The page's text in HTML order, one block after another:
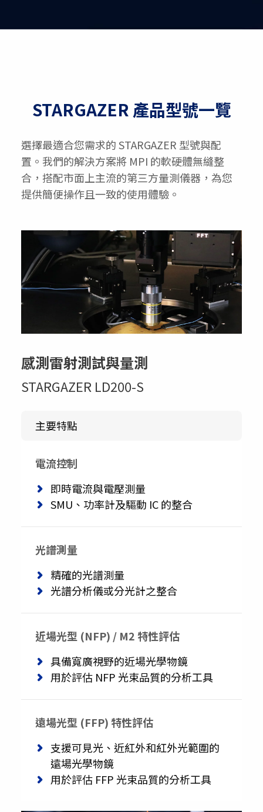
STARGAZER 產品型號一覽
選擇最適合您需求的 STARGAZER 型號與配
置。我們的解決方案將 MPI 的軟硬體無縫整
合，搭配市面上主流的第三方量測儀器，為您
提供簡便操作且一致的使用體驗。
感測雷射測試與量測
STARGAZER LD200-S
主要特點
電流控制
即時電流與電壓測量
SMU、功率計及驅動 IC 的整合
光譜測量
精確的光譜測量
光譜分析儀或分光計之整合
近場光型 (NFP) / M2 特性評估
具備寬廣視野的近場光學物鏡
用於評估 NFP 光束品質的分析工具
遠場光型 (FFP) 特性評估
支援可見光、近紅外和紅外光範圍的
遠場光學物鏡
用於評估 FFP 光束品質的分析工具